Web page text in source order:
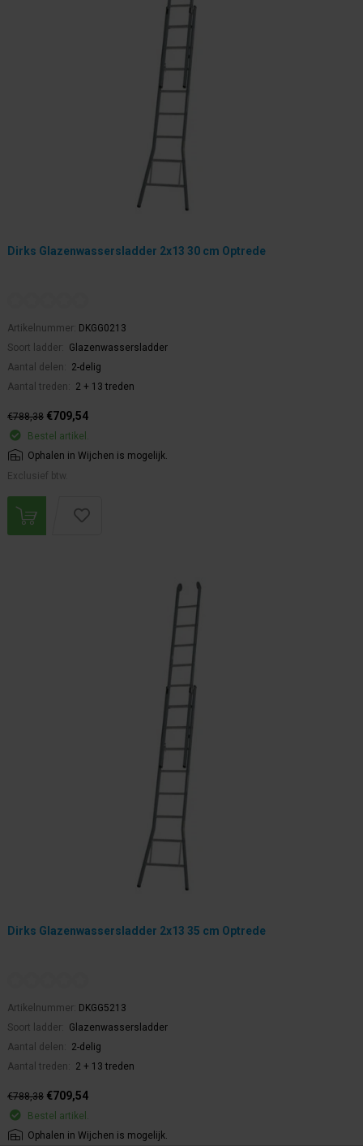
Dirks Glazenwassersladder 2x13 30 cm Optrede
Artikelnummer: DKGG0213
Soort ladder:
Glazenwassersladder
Aantal delen:
2-delig
Aantal treden:
2 + 13 treden
€788,38 €709,54
Bestel artikel.
Ophalen in Wijchen is mogelijk.
Exclusief btw.
Dirks Glazenwassersladder 2x13 35 cm Optrede
Artikelnummer: DKGG5213
Soort ladder:
Glazenwassersladder
Aantal delen:
2-delig
Aantal treden:
2 + 13 treden
€788,38 €709,54
Bestel artikel.
Ophalen in Wijchen is mogelijk.